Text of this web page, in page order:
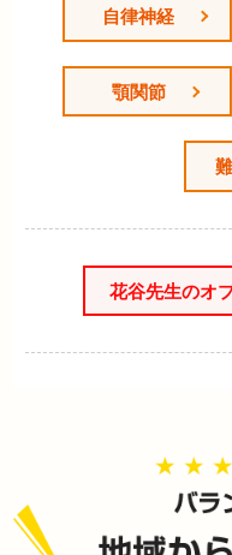
自律神経
顎関節
花谷先生のオ